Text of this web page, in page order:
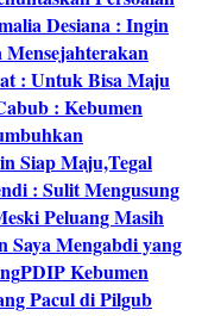
Desiana : Ingin
: Untuk Bisa Maju
: Kebumen
Siap Maju,Tegal
: Sulit Mengusung
Peluang Masih
Mengabdi yang
PDIP Kebumen
Pacul di Pilgub